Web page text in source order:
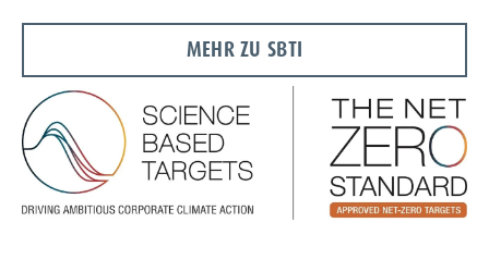
MEHR ZU SBTI